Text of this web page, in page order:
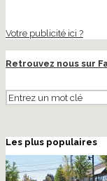
Votre publicité ici ?
Retrouvez nous sur
Les plus populaires